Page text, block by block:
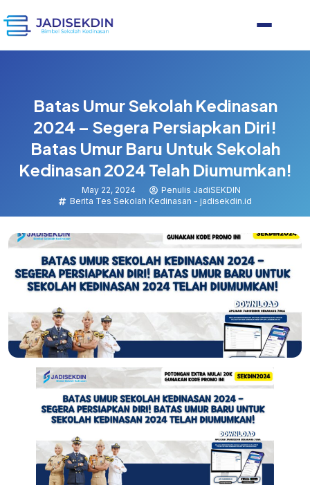
Batas Umur Sekolah Kedinasan
2024 – Segera Persiapkan Diri!
Batas Umur Baru Untuk Sekolah
Kedinasan 2024 Telah Diumumkan!
May 22, 2024
Penulis JadiSEKDIN
Berita Tes Sekolah Kedinasan - jadisekdin.id